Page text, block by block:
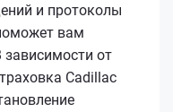
и протоколы
вам
от
Cadillac